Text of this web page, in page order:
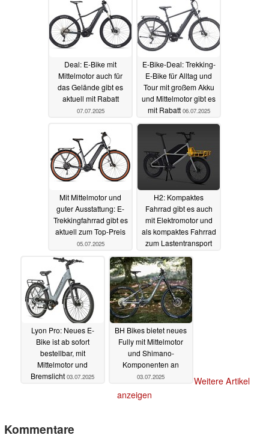
Deal: E-Bike mit
Mittelmotor auch für
das Gelände gibt es
aktuell mit Rabatt
07.07.2025
E-Bike-Deal: Trekking-
E-Bike für Alltag und
Tour mit großem Akku
und Mittelmotor gibt es
mit Rabatt 06.07.2025
Mit Mittelmotor und
guter Ausstattung: E-
Trekkingfahrrad gibt es
aktuell zum Top-Preis
05.07.2025
H2: Kompaktes
Fahrrad gibt es auch
mit Elektromotor und
als kompaktes Fahrrad
zum Lastentransport
04.07.2025
Lyon Pro: Neues E-
Bike ist ab sofort
bestellbar, mit
Mittelmotor und
Bremslicht 03.07.2025
BH Bikes bietet neues
Fully mit Mittelmotor
und Shimano-
Komponenten an
03.07.2025
Weitere Artikel
anzeigen
Kommentare